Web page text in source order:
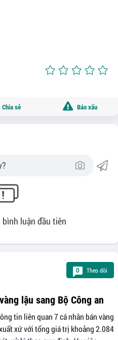
Chia sẻ Báo xấu
luận đầu tiên
0 Theo dõi
lậu sang Bộ Công an
tin liên quan 7 cá nhân bán vàng
xứ với tổng giá trị khoảng 2.084